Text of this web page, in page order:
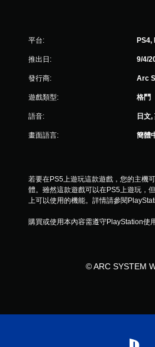
平台: PS4,
推出日: 9/4/
發行商: Arc
遊戲類型: 格鬥
語音: 日文,
畫面語言: 簡體
若要在PS5上遊玩這款遊戲，您的主機
體。雖然這款遊戲可以在PS5上遊玩，
上可以使用的機能。詳情請參閱
購買或使用本內容需遵守PlayStation使
© ARC SYSTEM